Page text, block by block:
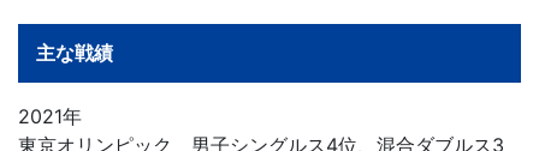
主な戦績
2021年
東京オリンピック 男子シングルス4位、混合ダブルス3